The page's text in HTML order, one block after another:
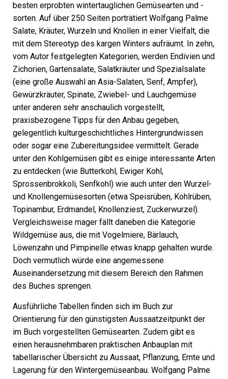
besten erprobten wintertauglichen Gemüsearten und -
sorten. Auf über 250 Seiten porträtiert Wolfgang Palme
Salate, Kräuter, Wurzeln und Knollen in einer Vielfalt, die
mit dem Stereotyp des kargen Winters aufräumt. In zehn,
vom Autor festgelegten Kategorien, werden Endivien und
Zichorien, Gartensalate, Salatkräuter und Spezialsalate
(eine große Auswahl an Asia-Salaten, Senf, Ampfer),
Gewürzkräuter, Spinate, Zwiebel- und Lauchgemüse
unter anderen sehr anschaulich vorgestellt,
praxisbezogene Tipps für den Anbau gegeben,
gelegentlich kulturgeschichtliches Hintergrundwissen
oder sogar eine Zubereitungsidee vermittelt. Gerade
unter den Kohlgemüsen gibt es einige interessante Arten
zu entdecken (wie Butterkohl, Ewiger Kohl,
Sprossenbrokkoli, Senfkohl) wie auch unter den Wurzel-
und Knollengemüsesorten (etwa Speisrüben, Kohlrüben,
Topinambur, Erdmandel, Knollenziest, Zuckerwurzel).
Vergleichsweise mager fällt daneben die Kategorie
Wildgemüse aus, die mit Vogelmiere, Bärlauch,
Löwenzahn und Pimpinelle etwas knapp gehalten wurde.
Doch vermutlich würde eine angemessene
Auseinandersetzung mit diesem Bereich den Rahmen
des Buches sprengen.
Ausführliche Tabellen finden sich im Buch zur
Orientierung für den günstigsten Aussaatzeitpunkt der
im Buch vorgestellten Gemüsearten. Zudem gibt es
einen herausnehmbaren praktischen Anbauplan mit
tabellarischer Übersicht zu Aussaat, Pflanzung, Ernte und
Lagerung für den Wintergemüseanbau. Wolfgang Palme